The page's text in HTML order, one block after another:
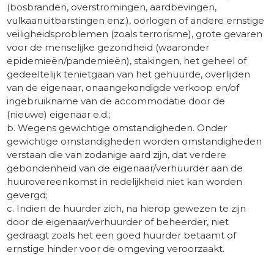
(bosbranden, overstromingen, aardbevingen,
vulkaanuitbarstingen enz.), oorlogen of andere ernstige
veiligheidsproblemen (zoals terrorisme), grote gevaren
voor de menselijke gezondheid (waaronder
epidemieën/pandemieën), stakingen, het geheel of
gedeeltelijk tenietgaan van het gehuurde, overlijden
van de eigenaar, onaangekondigde verkoop en/of
ingebruikname van de accommodatie door de
(nieuwe) eigenaar e.d.;
b. Wegens gewichtige omstandigheden. Onder
gewichtige omstandigheden worden omstandigheden
verstaan die van zodanige aard zijn, dat verdere
gebondenheid van de eigenaar/verhuurder aan de
huurovereenkomst in redelijkheid niet kan worden
gevergd;
c. Indien de huurder zich, na hierop gewezen te zijn
door de eigenaar/verhuurder of beheerder, niet
gedraagt zoals het een goed huurder betaamt of
ernstige hinder voor de omgeving veroorzaakt.